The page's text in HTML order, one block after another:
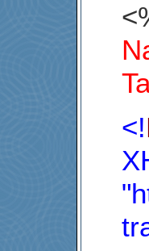
<!